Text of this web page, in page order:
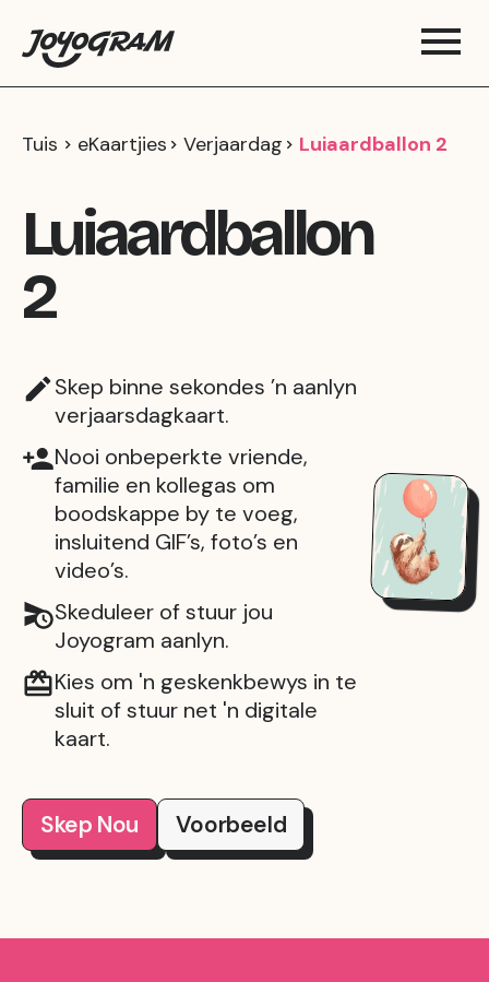
Tuis eKaartjies Verjaardag Luiaardballon 2
Luiaardballon
2
Skep binne sekondes ’n aanlyn
verjaarsdagkaart.
Nooi onbeperkte vriende,
familie en kollegas om
boodskappe by te voeg,
insluitend GIF’s, foto’s en
video’s.
Skeduleer of stuur jou
Joyogram aanlyn.
Kies om 'n geskenkbewys in te
sluit of stuur net 'n digitale
kaart.
Skep Nou Voorbeeld